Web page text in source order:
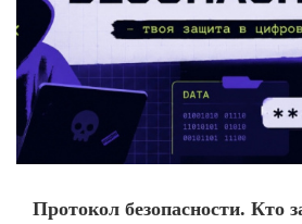
Протокол безопасности. Кто